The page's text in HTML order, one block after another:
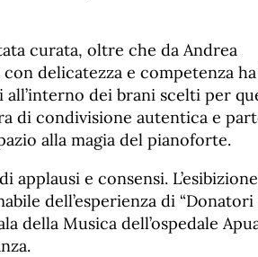
curata, oltre che da Andrea
con delicatezza e competenza
dei brani scelti per
di condivisione autentica e
alla magia del pianoforte.
e consensi.
dell’esperienza di “Donatori
della Musica dell’ospedale